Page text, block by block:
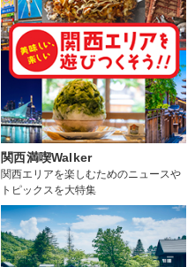
関西満喫Walker
関西エリアを楽しむためのニュースや
トピックスを大特集